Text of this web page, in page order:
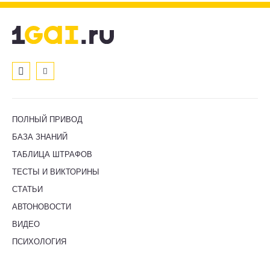
ПОЛНЫЙ ПРИВОД
БАЗА ЗНАНИЙ
ТАБЛИЦА ШТРАФОВ
ТЕСТЫ И ВИКТОРИНЫ
СТАТЬИ
АВТОНОВОСТИ
ВИДЕО
ПСИХОЛОГИЯ